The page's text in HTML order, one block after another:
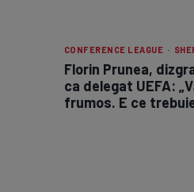
CONFERENCE LEAGUE ·
Florin Prunea,
ca delegat UEFA:
frumos. E ce